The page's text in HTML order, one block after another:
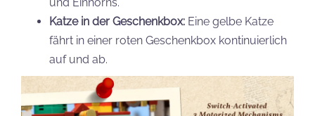
Katze in der Geschenkbox: Eine gelbe Katze
fährt in einer roten Geschenkbox kontinuierlich
auf und ab.